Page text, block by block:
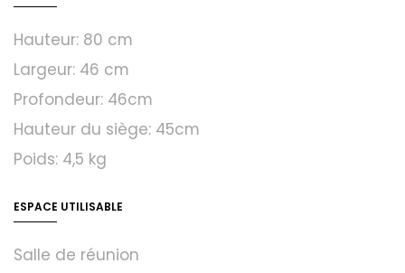
Hauteur: 80 cm
Largeur: 46 cm
Profondeur: 46cm
Hauteur du siège: 45cm
Poids: 4,5 kg
ESPACE UTILISABLE
Salle de réunion